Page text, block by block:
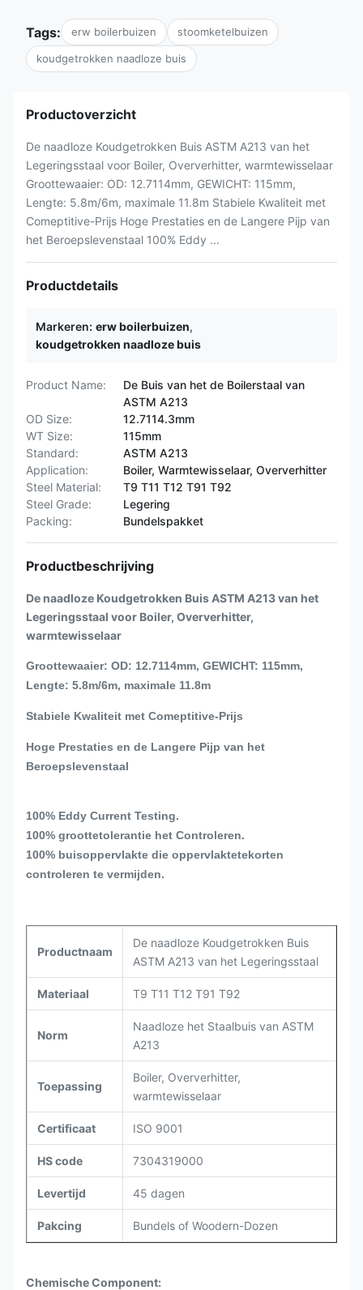
Tags: erw boilerbuizen stoomketelbuizen
koudgetrokken naadloze buis
Productoverzicht
De naadloze Koudgetrokken Buis ASTM A213 van het
Legeringsstaal voor Boiler, Oververhitter, warmtewisselaar
Groottewaaier: OD: 12.7114mm, GEWICHT: 115mm,
Lengte: 5.8m/6m, maximale 11.8m Stabiele Kwaliteit met
Comeptitive-Prijs Hoge Prestaties en de Langere Pijp van
het Beroepslevenstaal 100% Eddy ...
Productdetails
Markeren: erw boilerbuizen,
koudgetrokken naadloze buis
Product Name:
De Buis van het de Boilerstaal van
ASTM A213
OD Size:
12.7114.3mm
WT Size:
115mm
Standard:
ASTM A213
Application:
Boiler, Warmtewisselaar, Oververhitter
Steel Material:
T9 T11 T12 T91 T92
Steel Grade:
Legering
Packing:
Bundelspakket
Productbeschrijving
De naadloze Koudgetrokken Buis ASTM A213 van het
Legeringsstaal voor Boiler, Oververhitter,
warmtewisselaar
Groottewaaier: OD: 12.7114mm, GEWICHT: 115mm,
Lengte: 5.8m/6m, maximale 11.8m
Stabiele Kwaliteit met Comeptitive-Prijs
Hoge Prestaties en de Langere Pijp van het
Beroepslevenstaal
100% Eddy Current Testing.
100% groottetolerantie het Controleren.
100% buisoppervlakte die oppervlaktetekorten
controleren te vermijden.
Productnaam
De naadloze Koudgetrokken Buis
ASTM A213 van het Legeringsstaal
Materiaal T9 T11 T12 T91 T92
Norm
Naadloze het Staalbuis van ASTM
A213
Toepassing
Boiler, Oververhitter,
warmtewisselaar
Certificaat ISO 9001
HS code 7304319000
Levertijd 45 dagen
Pakcing Bundels of Woodern-Dozen
Chemische Component: